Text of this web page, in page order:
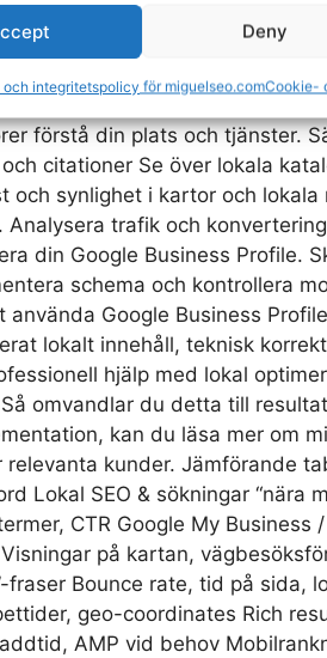
Deny
integritetspolicy för miguelseo.comCookie-
med andra aktörer.
Hantera negativa
med närliggande företag,
auktoritet. Strukturerad
förstå din plats och tjänster.
citationer Se över lokala
synlighet i kartor och
trafik och
din Google Business Profile.
schema och kontrollera
Google Business
lokalt innehåll, teknisk
hjälp med lokal
omvandlar du detta till
kan du läsa mer om
kunder. Jämförande
Lokal SEO & sökningar “nära
CTR Google My
på kartan,
fraser Bounce rate, tid på
geo-coordinates Rich
AMP vid behov